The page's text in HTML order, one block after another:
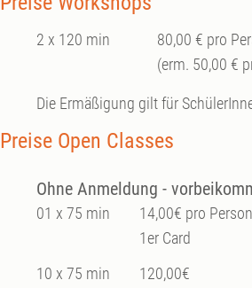
2 x 120 min
80,00 € pro
(erm. 50,00 €
Die Ermäßigung gilt für
Preise Open Classes
Ohne Anmeldung -
01 x 75 min
14,00€ pro Person
1er Card
10 x 75 min
120,00€